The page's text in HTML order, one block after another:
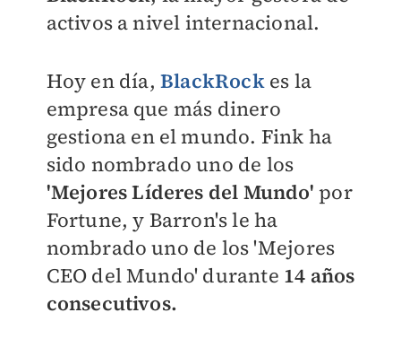
activos a nivel internacional.
​Hoy en día, BlackRock es la
empresa que más dinero
gestiona en el mundo. Fink ha
sido nombrado uno de los
'Mejores Líderes del Mundo' por
Fortune, y Barron's le ha
nombrado uno de los 'Mejores
CEO del Mundo' durante 14 años
consecutivos.